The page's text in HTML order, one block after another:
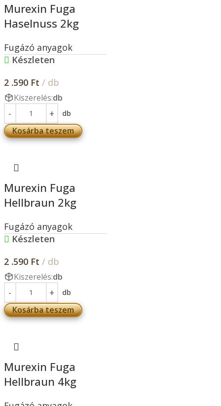
Murexin Fuga
Haselnuss 2kg
Fugázó anyagok
Készleten
2 .590 Ft / db
Kiszerelés:db
db
Kosárba teszem
Murexin Fuga
Hellbraun 2kg
Fugázó anyagok
Készleten
2 .590 Ft / db
Kiszerelés:db
db
Kosárba teszem
Murexin Fuga
Hellbraun 4kg